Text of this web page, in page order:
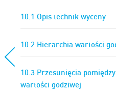
10.1 Opis technik wyceny
10.2 Hierarchia wartości
10.3 Przesunięcia
wartości godziwej